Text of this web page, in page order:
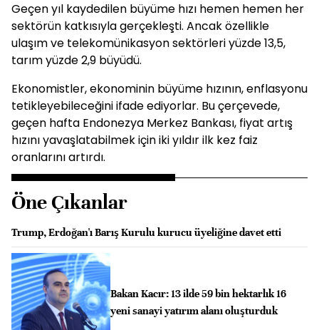
Geçen yıl kaydedilen büyüme hızı hemen hemen her
sektörün katkısıyla gerçekleşti. Ancak özellikle
ulaşım ve telekomünikasyon sektörleri yüzde 13,5,
tarım yüzde 2,9 büyüdü.
Ekonomistler, ekonominin büyüme hızının, enflasyonu
tetikleyebileceğini ifade ediyorlar. Bu çerçevede,
geçen hafta Endonezya Merkez Bankası, fiyat artış
hızını yavaşlatabilmek için iki yıldır ilk kez faiz
oranlarını artırdı.
Öne Çıkanlar
Trump, Erdoğan'ı Barış Kurulu kurucu üyeliğine davet etti
Bakan Kacır: 13 ilde 59 bin hektarlık 16
yeni sanayi yatırım alanı oluşturduk